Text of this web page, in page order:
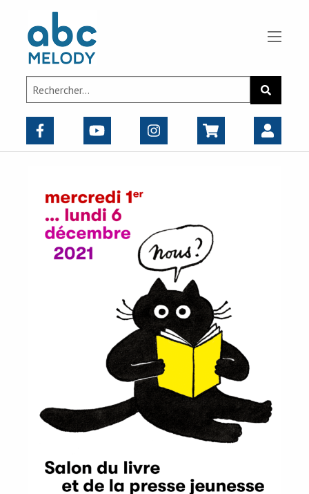
Search
for:
Panneau de gestion des cookies